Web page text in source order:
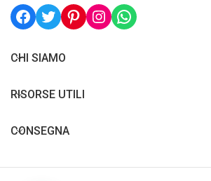
CHI SIAMO
RISORSE UTILI
CONSEGNA